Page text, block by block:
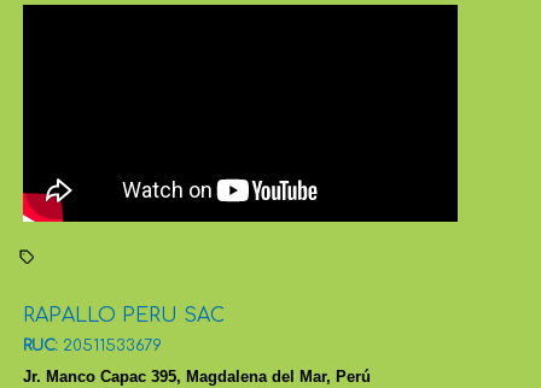
RAPALLO PERU SAC
RUC: 20511533679
Jr. Manco Capac 395, Magdalena del Mar, Perú